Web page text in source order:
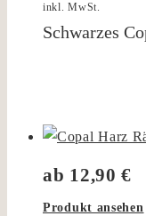
inkl. MwSt.
Schwarzes
ab 12,90€
Produkt ansehen